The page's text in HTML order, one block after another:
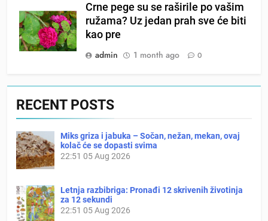
Crne pege su se raširile po vašim
ružama? Uz jedan prah sve će biti
kao pre
admin
1 month ago 0
RECENT POSTS
Miks griza i jabuka – Sočan, nežan, mekan, ovaj
kolač će se dopasti svima
22:51 05 Aug 2026
Letnja razbibriga: Pronađi 12 skrivenih životinja
za 12 sekundi
22:51 05 Aug 2026